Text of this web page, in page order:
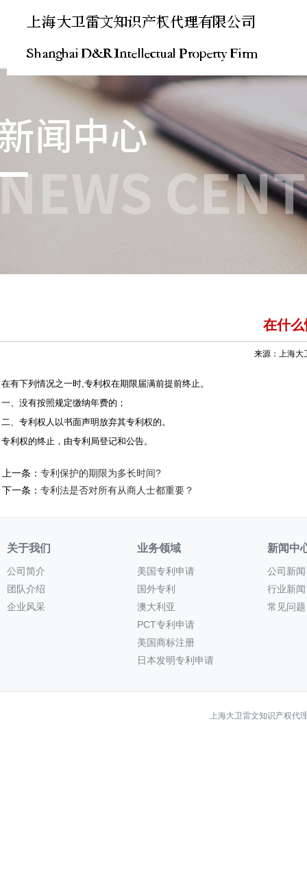
在什
来源：上海
在有下列情况之一时,专利权在期限届满前提前终止。
一、没有按照规定缴纳年费的；
二、专利权人以书面声明放弃其专利权的。
专利权的终止，由专利局登记和公告。
上一条： 专利保护的期限为多长时间?
下一条： 专利法是否对所有从商人士都重要？
关于我们
公司简介
团队介绍
企业风采
业务领域
美国专利申请
国外专利
澳大利亚
PCT专利申请
美国商标注册
日本发明专利申请
新闻中
公司新闻
行业新闻
常见问题
上海大卫雷文知识产权代